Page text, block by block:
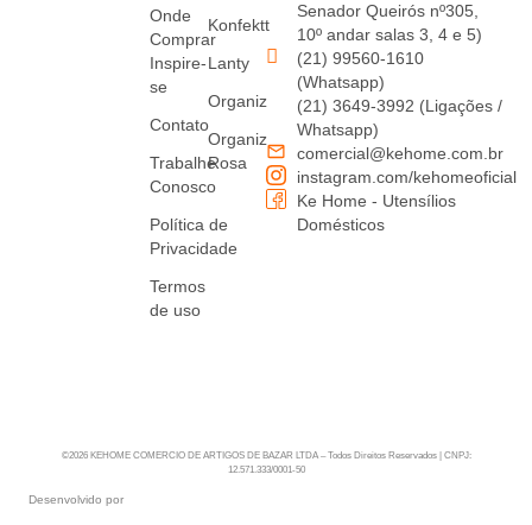
Onde
Comprar
Inspire-
se
Contato
Trabalhe
Conosco
Política de
Privacidade
Termos
de uso
Konfektt
Lanty
Organiz
Organiz
Rosa
Senador Queirós nº305,
10º andar salas 3, 4 e 5)
(21) 99560-1610
(Whatsapp)
(21) 3649-3992 (Ligações /
Whatsapp)
comercial@kehome.com.br
instagram.com/kehomeoficial
Ke Home - Utensílios
Domésticos
Desenvolvido por
©2026 KEHOME COMERCIO DE ARTIGOS DE BAZAR LTDA – Todos Direitos Reservados | CNPJ:
12.571.333/0001-50